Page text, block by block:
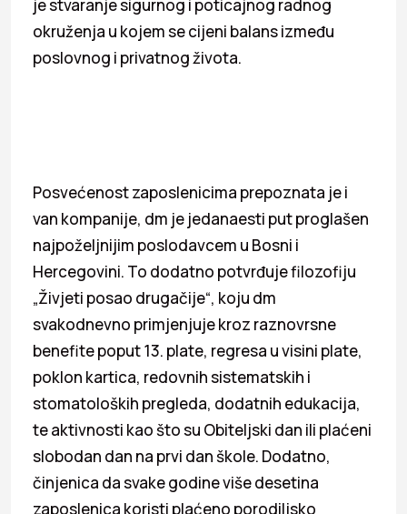
je stvaranje sigurnog i poticajnog radnog
okruženja u kojem se cijeni balans između
poslovnog i privatnog života.
Posvećenost zaposlenicima prepoznata je i
van kompanije, dm je jedanaesti put proglašen
najpoželjnijim poslodavcem u Bosni i
Hercegovini. To dodatno potvrđuje filozofiju
„Živjeti posao drugačije“, koju dm
svakodnevno primjenjuje kroz raznovrsne
benefite poput 13. plate, regresa u visini plate,
poklon kartica, redovnih sistematskih i
stomatoloških pregleda, dodatnih edukacija,
te aktivnosti kao što su Obiteljski dan ili plaćeni
slobodan dan na prvi dan škole. Dodatno,
činjenica da svake godine više desetina
zaposlenica koristi plaćeno porodiljsko